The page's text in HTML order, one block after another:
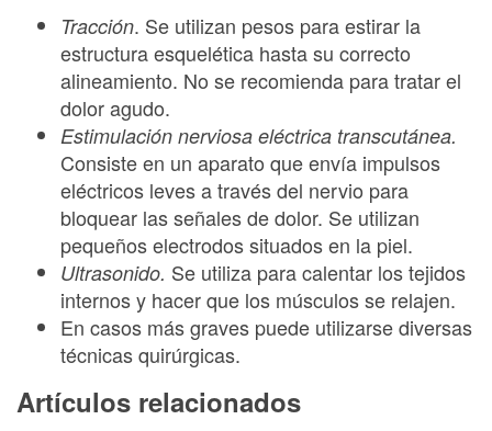
Tracción. Se utilizan pesos para estirar la
estructura esquelética hasta su correcto
alineamiento. No se recomienda para tratar el
dolor agudo.
Estimulación nerviosa eléctrica transcutánea.
Consiste en un aparato que envía impulsos
eléctricos leves a través del nervio para
bloquear las señales de dolor. Se utilizan
pequeños electrodos situados en la piel.
Ultrasonido. Se utiliza para calentar los tejidos
internos y hacer que los músculos se relajen.
En casos más graves puede utilizarse diversas
técnicas quirúrgicas.
Artículos relacionados